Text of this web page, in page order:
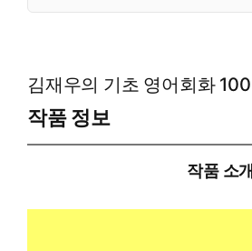
김재우의 기초 영어회화 100
작품 정보
작품 소개